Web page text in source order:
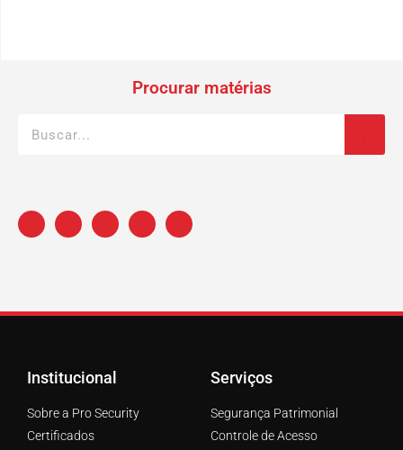
Procurar matérias
Institucional
Sobre a Pro Security
Certificados
Serviços
Segurança Patrimonial
Controle de Acesso